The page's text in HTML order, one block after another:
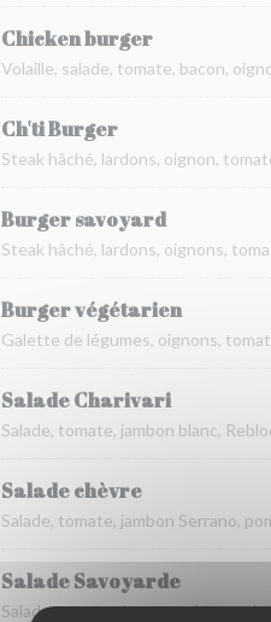
Chicken burger
Volaille, salade, tomate, bacon,
Ch'ti Burger
Steak hâché, lardons, oignon,
Burger savoyard
Steak hâché, lardons, oignons,
Burger végétarien
Galette de légumes, oignons,
Salade Charivari
Salade, tomate, jambon blanc,
Salade chèvre
Salade, tomate, jambon Serrano,
Salade Savoyarde
Salade, pomme de terre, oignons,